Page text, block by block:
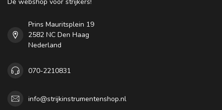
Prins Mauritsplein 19
2582 NC Den Haag
Nederland
070-2210831
info@strijkinstrumentenshop.nl